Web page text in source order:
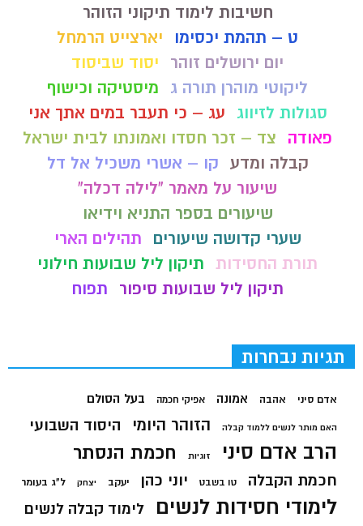
חשיבות לימוד תיקוני הזוהר
ט – תהמת יכסימו
יארצייט הרמחל
יום ירושלים זוהר
יסוד שביסוד
ליקוטי מוהרן תורה ג
מיסטיקה וכישוף
סגולות לזיווג
עג – כי תעבר במים אתך אני
פאודה
צד – זכר חסדו ואמונתו לבית ישראל
קבלה ומדע קו – אשרי משכיל אל דל
שיעור על מאמר "לילה דכלה"
שיעורים בספר התניא וידיאו
שערי קדושה שיעורים
תהילים הארי
תורת החסידות תיקון ליל שבועות חילוני
תיקון ליל שבועות סיפור
תפוח
תגיות נבחרות
אדם סיני אהבה אמונה אפיקי חכמה בעל הסולם
האם מותר לנשים ללמוד קבלה הזוהר היומי היסוד השבועי
הרב אדם סיני זוגיות חכמת הנסתר
חכמת הקבלה טו בשבט יוני כהן יעקב יצחק ל"ג בעומר
לימודי חסידות לנשים לימוד קבלה לנשים